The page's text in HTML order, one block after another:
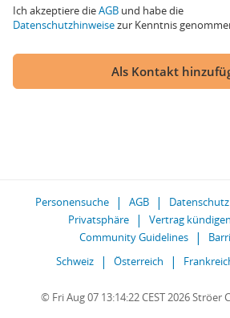
Ich akzeptiere dieAGB und habe die
Datenschutzhinweisezur Kenntnis
Als Kontakt
Personensuche AGB Datenschutz
Privatsphäre
Vertrag kündigen
Community Guidelines
Schweiz
Österreich
© Fri Aug 07 13:14:22 CEST 2026 Ströer